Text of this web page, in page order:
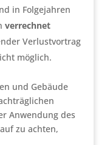
in Folgejahren
verrechnet
Verlustvortrag
möglich.
und Gebäude
Anwendung des
zu achten,